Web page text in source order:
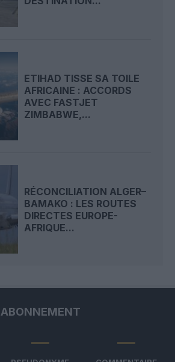
ETIHAD TISSE SA TOILE
AFRICAINE : ACCORDS
AVEC FASTJET
ZIMBABWE,...
RÉCONCILIATION ALGER–
BAMAKO : LES ROUTES
DIRECTES EUROPE-
AFRIQUE...
ABONNEMENT